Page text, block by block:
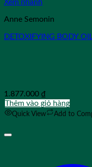
Xem nhanh
Anne Semonin
DETOXIFYING BODY
1.877.000 ₫
Thêm vào giỏ hàng
Quick View Add to